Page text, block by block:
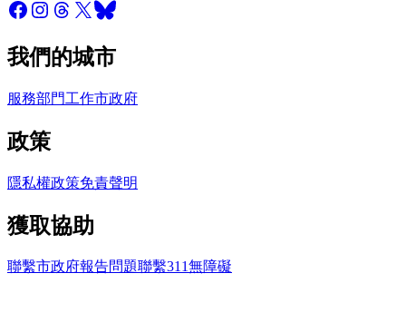
我們的城市
服務部門工作市政府
政策
隱私權政策免責聲明
獲取協助
聯繫市政府報告問題聯繫311無障礙